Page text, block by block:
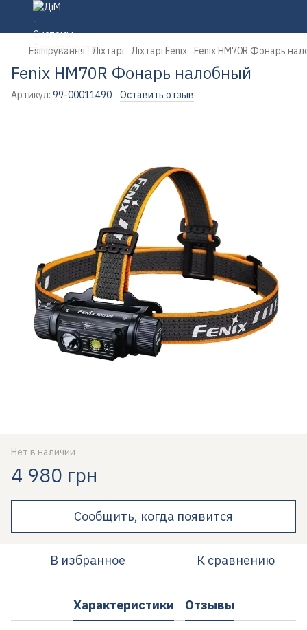
Екіпірування Ліхтарі Ліхтарі Fenix Fenix HM70R Фонарь
Fenix HM70R Фонарь налобный
Артикул: 99-00011490 Оставить отзыв
Нет в наличии
4 980 грн
Сообщить, когда появится
В избранное К сравнению
Характеристики Отзывы